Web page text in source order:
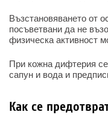
Възстановяването от
посъветвани да не
физическа активност
При кожна дифтерия се
сапун и вода и
Как се